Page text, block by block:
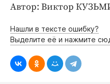
Автор: Виктор
Нашли в тексте ошибку?
Выделите её и нажмите